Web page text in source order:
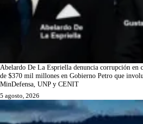
Abelardo De La Espriella denuncia corrupción en
de $370 mil millones en Gobierno Petro que
MinDefensa, UNP y CENIT
5 agosto, 2026